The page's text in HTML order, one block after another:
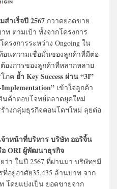
ำเร็จปี 2567 กวาดยอดขาย
ท ตามเป้า ทั้งจากโครงการ
รงการระหว่าง Ongoing ใน
อนความเชื่อมั่นของลูกค้าที่มีต่อ
งการของลูกค้าที่หลากหลาย
ภค ย้ำ Key Success ผ่าน “3I”
เข้าใจลูกค้า
ค้าตอบโจทย์ตลาดยุคใหม่
างกลุ่มธุรกิจคอนโดฯใหม่ ลุยต่อ
าหน้าที่บริหาร บริษัท ออริจิ้น
ORI ผู้พัฒนาธุรกิจ
ยว่า ในปี 2567 ที่ผ่านมา บริษัทฯมี
ที่อยู่อาศัย35,435 ล้านบาท จาก
โดยแบ่งเป็น ยอดขายจาก